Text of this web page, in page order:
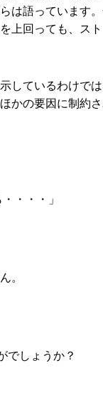
は語っています
上回っても、ス
しているわけで
かの要因に制約
・・・」
。
でしょうか？